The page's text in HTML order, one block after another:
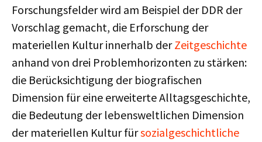
Forschungsfelder wird am Beispiel der DDR der
Vorschlag gemacht, die Erforschung der
materiellen Kultur innerhalb derZeitgeschichte
anhand von drei Problemhorizonten zu stärken:
die Berücksichtigung der biografischen
Dimension für eine erweiterte Alltagsgeschichte,
die Bedeutung der lebensweltlichen Dimension
der materiellen Kultur fürsozialgeschichtliche